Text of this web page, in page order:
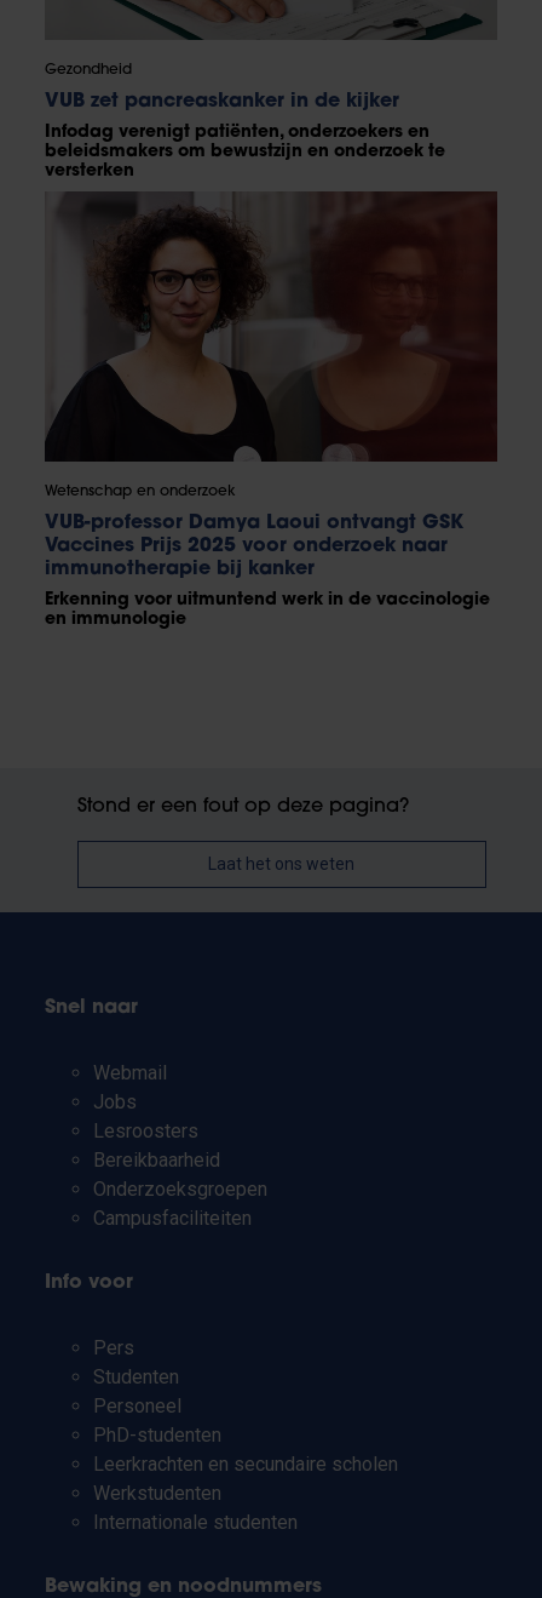
Gezondheid
VUB zet pancreaskanker in de kijker
Infodag verenigt patiënten, onderzoekers en
beleidsmakers om bewustzijn en onderzoek te
versterken
Wetenschap en onderzoek
VUB-professor Damya Laoui ontvangt GSK
Vaccines Prijs 2025 voor onderzoek naar
immunotherapie bij kanker
Erkenning voor uitmuntend werk in de vaccinologie
en immunologie
Stond er een fout op deze pagina?
Laat het ons weten
Snel naar
Webmail
Jobs
Lesroosters
Bereikbaarheid
Onderzoeksgroepen
Campusfaciliteiten
Info voor
Pers
Studenten
Personeel
PhD-studenten
Leerkrachten en secundaire scholen
Werkstudenten
Internationale studenten
Bewaking en noodnummers